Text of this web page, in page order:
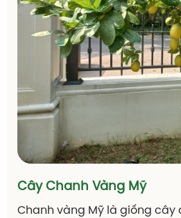
Cây Chanh Vàng Mỹ
Chanh vàng Mỹ là giống